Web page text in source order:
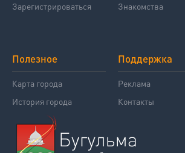
Зарегистрироваться
Знакомства
Полезное
Карта города
История города
Поддержка
Реклама
Контакты